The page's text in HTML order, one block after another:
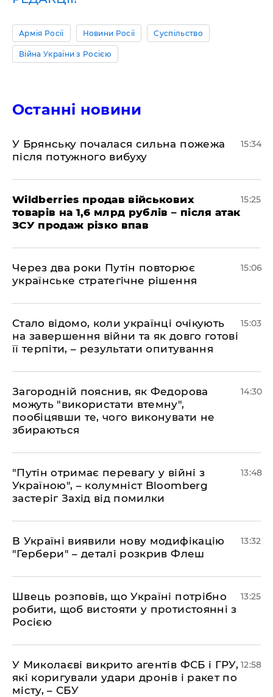
Армія Росії Новини Росії Суспільство
Війна України з Росією
Останні новини
У Брянську почалася сильна пожежа
після потужного вибуху
15:34
Wildberries продав військових
товарів на 1,6 млрд рублів – після атак
ЗСУ продаж різко впав
15:25
Через два роки Путін повторює
українське стратегічне рішення
15:06
Стало відомо, коли українці очікують
на завершення війни та як довго готові
її терпіти, – результати опитування
15:03
Загородній пояснив, як Федорова
можуть "використати втемну",
пообіцявши те, чого виконувати не
збираються
14:30
"Путін отримає перевагу у війні з
Україною", – колумніст Bloomberg
застеріг Захід від помилки
13:48
В Україні виявили нову модифікацію
"Гербери" – деталі розкрив Флеш
13:32
Швець розповів, що Україні потрібно
робити, щоб вистояти у протистоянні з
Росією
13:25
У Миколаєві викрито агентів ФСБ і ГРУ,
які коригували удари дронів і ракет по
місту, – СБУ
12:58